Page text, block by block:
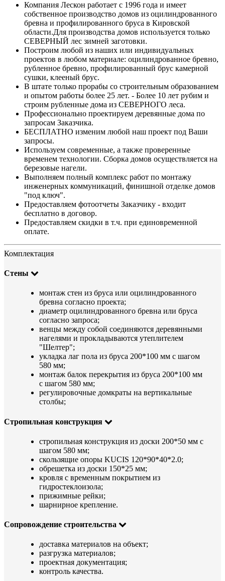
Компания Лескон работает с 1996 года и имеет
собственное производство домов из оцилиндрованного
бревна и профилированного бруса в Кировской
области.Для производства домов используется только
СЕВЕРНЫЙ лес зимней заготовки.
Построим любой из наших или индивидуальных
проектов в любом материале: оцилиндрованное бревно,
рубленное бревно, профилированный брус камерной
сушки, клееный брус.
В штате только прорабы со строительным образованием
и опытом работы более 25 лет. - Более 10 лет рубим и
строим рубленные дома из СЕВЕРНОГО леса.
Профессионально проектируем деревянные дома по
запросам Заказчика.
БЕСПЛАТНО изменим любой наш проект под Ваши
запросы.
Используем современные, а также проверенные
временем технологии. Сборка домов осуществляется на
березовые нагели.
Выполняем полный комплекс работ по монтажу
инженерных коммуникаций, финишной отделке домов
"под ключ".
Предоставляем фотоотчеты Заказчику - входит
бесплатно в договор.
Предоставляем скидки в т.ч. при единовременной
оплате.
Комплектация
Стены
монтаж стен из бруса или оцилиндрованного
бревна согласно проекта;
диаметр оцилиндрованного бревна или бруса
согласно запроса;
венцы между собой соединяются деревянными
нагелями и прокладываются утеплителем
"Шелтер";
укладка лаг пола из бруса 200*100 мм с шагом
580 мм;
монтаж балок перекрытия из бруса 200*100 мм
с шагом 580 мм;
регулировочные домкраты на вертикальные
столбы;
Стропильная конструкция
стропильная конструкция из доски 200*50 мм с
шагом 580 мм;
скользящие опоры KUCIS 120*90*40*2.0;
обрешетка из доски 150*25 мм;
кровля с временным покрытием из
гидростеклоизола;
прижимные рейки;
шарнирное крепление.
Сопровождение строительства
доставка материалов на объект;
разгрузка материалов;
проектная документация;
контроль качества.